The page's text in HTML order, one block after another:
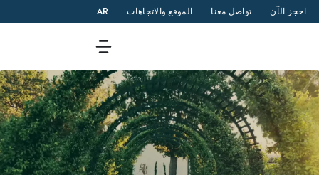
احجز الآن تواصل معنا الموقع والاتجاهات AR